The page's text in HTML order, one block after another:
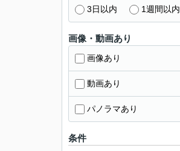
3日以内 1週間以内
画像・動画あり
画像あり
動画あり
パノラマあり
条件